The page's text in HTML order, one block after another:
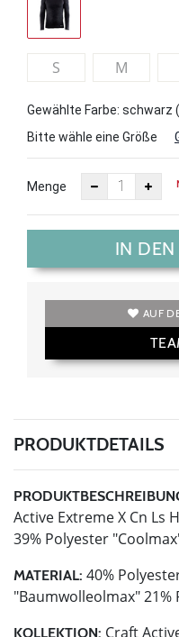
S M
Gewählte Farbe: schwarz
Bitte wähle eine Größe
Menge
IN DEN
AUF
PRODUKTDETAILS
Active Extreme X Cn Ls
39% Polyester
MATERIAL: 40%
"Baumwolleolmax" 21%
KOLLEKTION: Craft